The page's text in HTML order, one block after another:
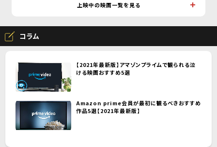
上映中の映画一覧を見る
コラム
【2021年最新版】アマゾンプライムで観られる泣
ける映画おすすめ5選
Amazon prime会員が最初に観るべきおすすめ
作品5選【2021年最新版】